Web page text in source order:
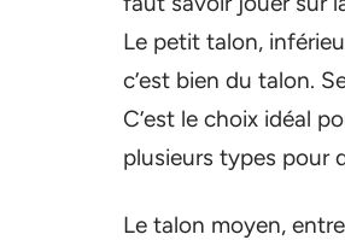
Le petit talon,
c’est bien du talon.
C’est le choix idéal
plusieurs types pour
Le talon moyen,